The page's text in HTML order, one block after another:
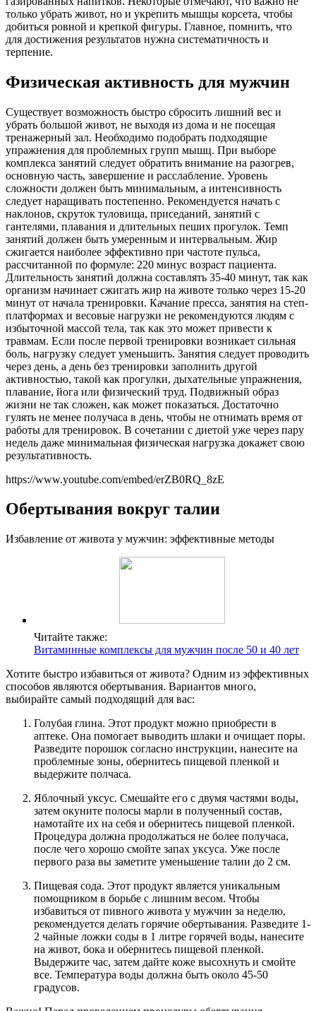
только убрать живот, но и укрепить мышцы корсета, чтобы
добиться ровной и крепкой фигуры. Главное, помнить, что
для достижения результатов нужна систематичность и
терпение.
Физическая активность для мужчин
Существует возможность быстро сбросить лишний вес и
убрать большой живот, не выходя из дома и не посещая
тренажерный зал. Необходимо подобрать подходящие
упражнения для проблемных групп мышц. При выборе
комплекса занятий следует обратить внимание на разогрев,
основную часть, завершение и расслабление. Уровень
сложности должен быть минимальным, а интенсивность
следует наращивать постепенно. Рекомендуется начать с
наклонов, скруток туловища, приседаний, занятий с
гантелями, плавания и длительных пеших прогулок. Темп
занятий должен быть умеренным и интервальным. Жир
сжигается наиболее эффективно при частоте пульса,
рассчитанной по формуле: 220 минус возраст пациента.
Длительность занятий должна составлять 35-40 минут, так как
организм начинает сжигать жир на животе только через 15-20
минут от начала тренировки. Качание пресса, занятия на степ-
платформах и весовые нагрузки не рекомендуются людям с
избыточной массой тела, так как это может привести к
травмам. Если после первой тренировки возникает сильная
боль, нагрузку следует уменьшить. Занятия следует проводить
через день, а день без тренировки заполнить другой
активностью, такой как прогулки, дыхательные упражнения,
плавание, йога или физический труд. Подвижный образ
жизни не так сложен, как может показаться. Достаточно
гулять не менее получаса в день, чтобы не отнимать время от
работы для тренировок. В сочетании с диетой уже через пару
недель даже минимальная физическая нагрузка докажет свою
результативность.
https://www.youtube.com/embed/erZB0RQ_8zE
Обертывания вокруг талии
Избавление от живота у мужчин: эффективные методы
Читайте также:
Витаминные комплексы для мужчин после 50 и 40 лет
Хотите быстро избавиться от живота? Одним из эффективных
способов являются обертывания. Вариантов много,
выбирайте самый подходящий для вас:
Голубая глина. Этот продукт можно приобрести в
аптеке. Она помогает выводить шлаки и очищает поры.
Разведите порошок согласно инструкции, нанесите на
проблемные зоны, обернитесь пищевой пленкой и
выдержите полчаса.
Яблочный уксус. Смешайте его с двумя частями воды,
затем окуните полосы марли в полученный состав,
намотайте их на себя и обернитесь пищевой пленкой.
Процедура должна продолжаться не более получаса,
после чего хорошо смойте запах уксуса. Уже после
первого раза вы заметите уменьшение талии до 2 см.
Пищевая сода. Этот продукт является уникальным
помощником в борьбе с лишним весом. Чтобы
избавиться от пивного живота у мужчин за неделю,
рекомендуется делать горячие обертывания. Разведите 1-
2 чайные ложки соды в 1 литре горячей воды, нанесите
на живот, бока и обернитесь пищевой пленкой.
Выдержите час, затем дайте коже высохнуть и смойте
все. Температура воды должна быть около 45-50
градусов.